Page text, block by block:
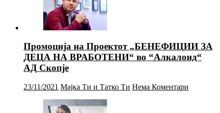
Промоција на Проектот „БЕНЕФИЦИИ ЗА
ДЕЦА НА ВРАБОТЕНИ“ во “Алкалоид“
АД Скопје
23/11/2021 Мајка Ти и Татко Ти Нема Коментари